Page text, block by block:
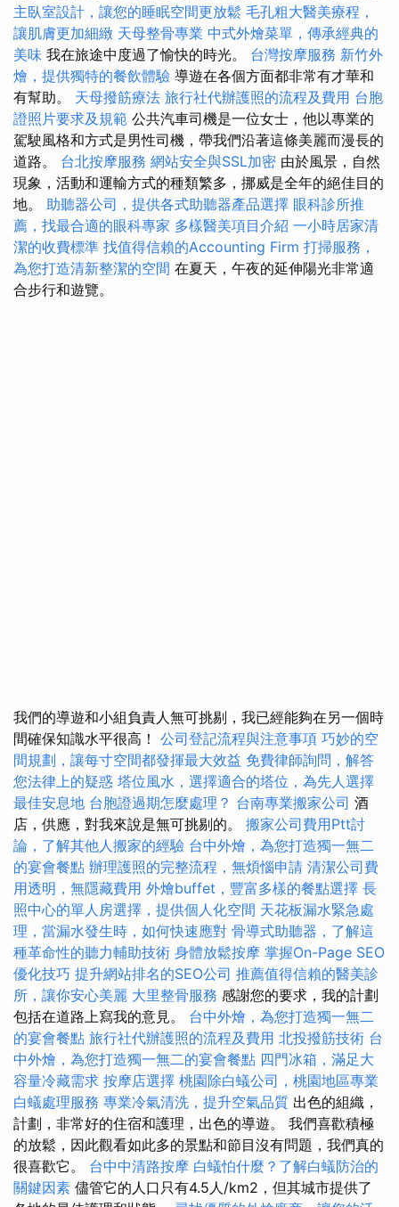
主臥室設計，讓您的睡眠空間更放鬆 毛孔粗大醫美療程，
讓肌膚更加細緻 天母整骨專業 中式外燴菜單，傳承經典的
美味 我在旅途中度過了愉快的時光。 台灣按摩服務 新竹外
燴，提供獨特的餐飲體驗 導遊在各個方面都非常有才華和
有幫助。 天母撥筋療法 旅行社代辦護照的流程及費用 台胞
證照片要求及規範 公共汽車司機是一位女士，他以專業的
駕駛風格和方式是男性司機，帶我們沿著這條美麗而漫長的
道路。 台北按摩服務 網站安全與SSL加密 由於風景，自然
現象，活動和運輸方式的種類繁多，挪威是全年的絕佳目的
地。 助聽器公司，提供各式助聽器產品選擇 眼科診所推
薦，找最合適的眼科專家 多樣醫美項目介紹 一小時居家清
潔的收費標準 找值得信賴的Accounting Firm 打掃服務，
為您打造清新整潔的空間 在夏天，午夜的延伸陽光非常適
合步行和遊覽。
我們的導遊和小組負責人無可挑剔，我已經能夠在另一個時
間確保知識水平很高！ 公司登記流程與注意事項 巧妙的空
間規劃，讓每寸空間都發揮最大效益 免費律師詢問，解答
您法律上的疑惑 塔位風水，選擇適合的塔位，為先人選擇
最佳安息地 台胞證過期怎麼處理？ 台南專業搬家公司 酒
店，供應，對我來說是無可挑剔的。 搬家公司費用Ptt討
論，了解其他人搬家的經驗 台中外燴，為您打造獨一無二
的宴會餐點 辦理護照的完整流程，無煩惱申請 清潔公司費
用透明，無隱藏費用 外燴buffet，豐富多樣的餐點選擇 長
照中心的單人房選擇，提供個人化空間 天花板漏水緊急處
理，當漏水發生時，如何快速應對 骨導式助聽器，了解這
種革命性的聽力輔助技術 身體放鬆按摩 掌握On-Page SEO
優化技巧 提升網站排名的SEO公司 推薦值得信賴的醫美診
所，讓你安心美麗 大里整骨服務 感謝您的要求，我的計劃
包括在道路上寫我的意見。 台中外燴，為您打造獨一無二
的宴會餐點 旅行社代辦護照的流程及費用 北投撥筋技術 台
中外燴，為您打造獨一無二的宴會餐點 四門冰箱，滿足大
容量冷藏需求 按摩店選擇 桃園除白蟻公司，桃園地區專業
白蟻處理服務 專業冷氣清洗，提升空氣品質 出色的組織，
計劃，非常好的住宿和護理，出色的導遊。 我們喜歡積極
的放鬆，因此觀看如此多的景點和節目沒有問題，我們真的
很喜歡它。 台中中清路按摩 白蟻怕什麼？了解白蟻防治的
關鍵因素 儘管它的人口只有4.5人/km2，但其城市提供了